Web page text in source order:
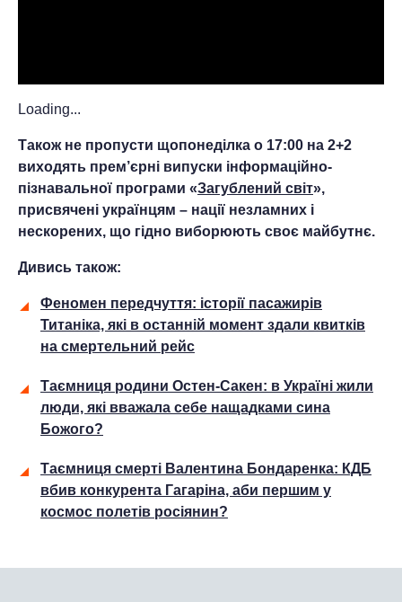
Loading...
Також не пропусти щопонеділка о 17:00 на 2+2
виходять прем’єрні випуски інформаційно-
пізнавальної програми «Загублений світ»,
присвячені українцям – нації незламних і
нескорених, що гідно виборюють своє майбутнє.
Дивись також:
Феномен передчуття: історії пасажирів
Титаніка, які в останній момент здали квитків
на смертельний рейс
Таємниця родини Остен-Сакен: в Україні жили
люди, які вважала себе нащадками сина
Божого?
Таємниця смерті Валентина Бондаренка: КДБ
вбив конкурента Гагаріна, аби першим у
космос полетів росіянин?